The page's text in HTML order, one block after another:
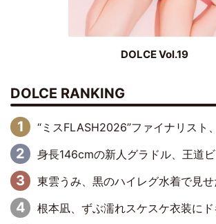
DOLCE Vol.19
DOLCE RANKING
“ミスFLASH2026”ファイナリスト、ダンスで鍛え上げた
身長146cmの新人グラドル、王道ビーチからプールサイドそしてゴールドビ
東雲うみ、黒のハイレグ水着で見せた“わがままボディ”がたまらない「うみちゃんカワイイ」「
根本凪、ずぶ濡れスケスケ衣装にドキッ「表情が良過ぎる」「ねもちゃんの眼